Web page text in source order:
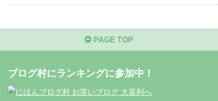
PAGE TOP
ブログ村にランキングに参加中！